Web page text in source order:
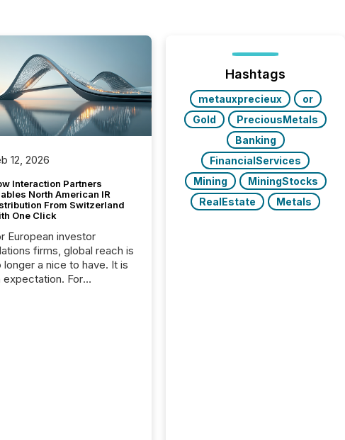
12, 2026
Interaction Partners
North American IR
From Switzerland
One Click
European investor
firms, global reach is
longer a nice to have. It is
expectation. For
Hashtags
metauxprecieux
or
Gold
PreciousMetals
Banking
FinancialServices
Mining
MiningStocks
RealEstate
Metals